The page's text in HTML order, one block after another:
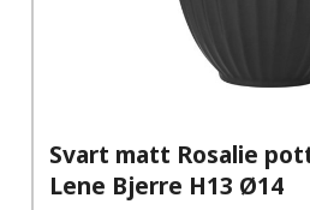
Svart matt Rosalie
Lene Bjerre H13 Ø14